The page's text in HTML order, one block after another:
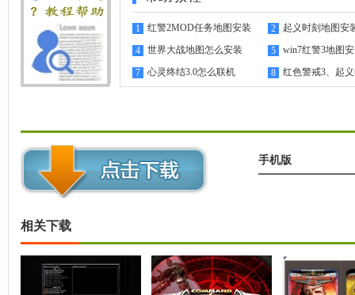
1
红警2MOD任务地图安装
指南
2 起义时刻地图安
4 世界大战地图怎么安装 5 win7红警3地图
7 心灵终结3.0怎么联机 8
红色警戒3、起
手机版
相关下载